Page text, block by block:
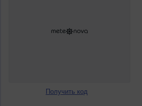
Получить код